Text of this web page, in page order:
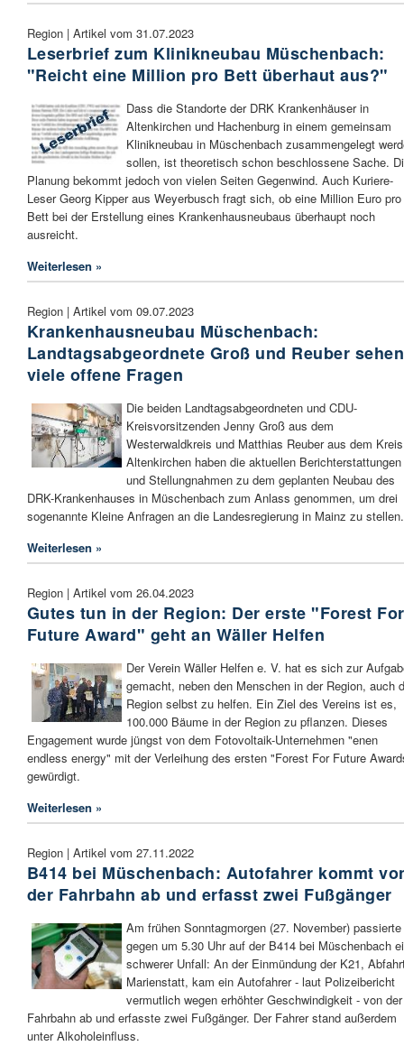
Region | Artikel vom 31.07.2023
Leserbrief zum Klinikneubau Müschenbach:
"Reicht eine Million pro Bett überhaut aus?"
Dass die Standorte der DRK Krankenhäuser in
Altenkirchen und Hachenburg in einem gemeinsam
Klinikneubau in Müschenbach zusammengelegt
sollen, ist theoretisch schon beschlossene Sache.
Planung bekommt jedoch von vielen Seiten Gegenwind. Auch Kuriere-
Leser Georg Kipper aus Weyerbusch fragt sich, ob eine Million Euro pro
Bett bei der Erstellung eines Krankenhausneubaus überhaupt noch
ausreicht.
Weiterlesen »
Region | Artikel vom 09.07.2023
Krankenhausneubau Müschenbach:
Landtagsabgeordnete Groß und Reuber sehen
viele offene Fragen
Die beiden Landtagsabgeordneten und CDU-
Kreisvorsitzenden Jenny Groß aus dem
Westerwaldkreis und Matthias Reuber aus dem Kreis
Altenkirchen haben die aktuellen Berichterstattungen
und Stellungnahmen zu dem geplanten Neubau des
DRK-Krankenhauses in Müschenbach zum Anlass genommen, um drei
sogenannte Kleine Anfragen an die Landesregierung in Mainz zu stellen.
Weiterlesen »
Region | Artikel vom 26.04.2023
Gutes tun in der Region: Der erste "Forest For
Future Award" geht an Wäller Helfen
Der Verein Wäller Helfen e. V. hat es sich zur
gemacht, neben den Menschen in der Region, auch
Region selbst zu helfen. Ein Ziel des Vereins ist es,
100.000 Bäume in der Region zu pflanzen. Dieses
Engagement wurde jüngst von dem Fotovoltaik-Unternehmen "enen
endless energy" mit der Verleihung des ersten "Forest For Future
gewürdigt.
Weiterlesen »
Region | Artikel vom 27.11.2022
B414 bei Müschenbach: Autofahrer kommt
der Fahrbahn ab und erfasst zwei Fußgänger
Am frühen Sonntagmorgen (27. November) passierte
gegen um 5.30 Uhr auf der B414 bei Müschenbach
schwerer Unfall: An der Einmündung der K21,
Marienstatt, kam ein Autofahrer - laut Polizeibericht
vermutlich wegen erhöhter Geschwindigkeit - von der
Fahrbahn ab und erfasste zwei Fußgänger. Der Fahrer stand außerdem
unter Alkoholeinfluss.